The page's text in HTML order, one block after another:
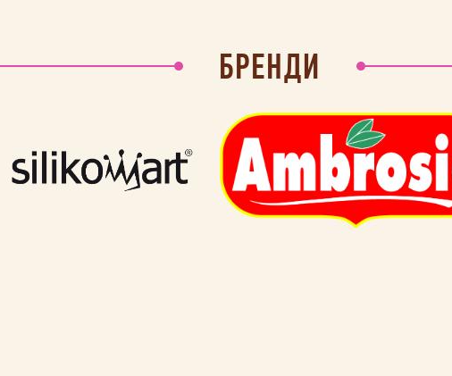
БРЕНДИ